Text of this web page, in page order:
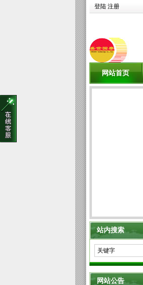
登陆 注册
网站首页
站内搜索
网站公告